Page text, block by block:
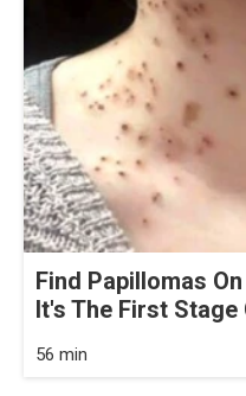
Find Papillomas
It's The First Stage
56 min